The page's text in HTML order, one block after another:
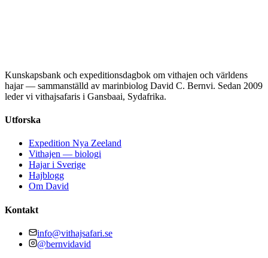
Kunskapsbank och expeditionsdagbok om vithajen och världens
hajar — sammanställd av marinbiolog David C. Bernvi. Sedan 2009
leder vi vithajsafaris i Gansbaai, Sydafrika.
Utforska
Expedition Nya Zeeland
Vithajen — biologi
Hajar i Sverige
Hajblogg
Om David
Kontakt
info@vithajsafari.se
@bernvidavid